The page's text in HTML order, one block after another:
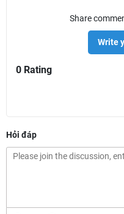
Share
Write
0 Rating
Hỏi đáp